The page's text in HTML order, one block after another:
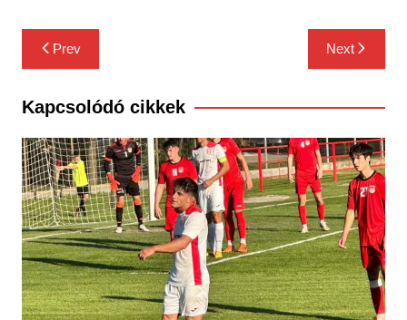
Bejegyzés
navigáció
Prev Next
Kapcsolódó cikkek